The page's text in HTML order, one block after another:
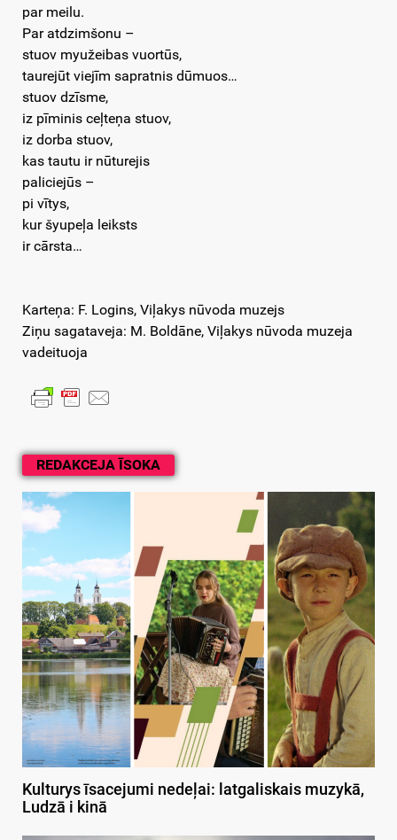
REDAKCEJA ĪSOKA
Kulturys īsacejumi nedeļai: latgaliskais muzykā,
Ludzā i kinā
par meilu.
Par atdzimšonu –
stuov myužeibas vuortūs,
taurejūt viejīm sapratnis dūmuos…
stuov dzīsme,
iz pīminis ceļteņa stuov,
iz dorba stuov,
kas tautu ir nūturejis
paliciejūs –
pi vītys,
kur šyupeļa leiksts
ir cārsta…
Karteņa: F. Logins, Viļakys nūvoda muzejs
Ziņu sagataveja: M. Boldāne, Viļakys nūvoda muzeja
vadeituoja